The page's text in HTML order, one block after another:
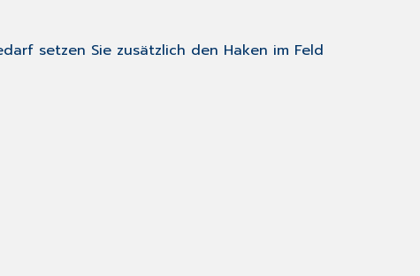
setzen Sie zusätzlich den Haken im Feld